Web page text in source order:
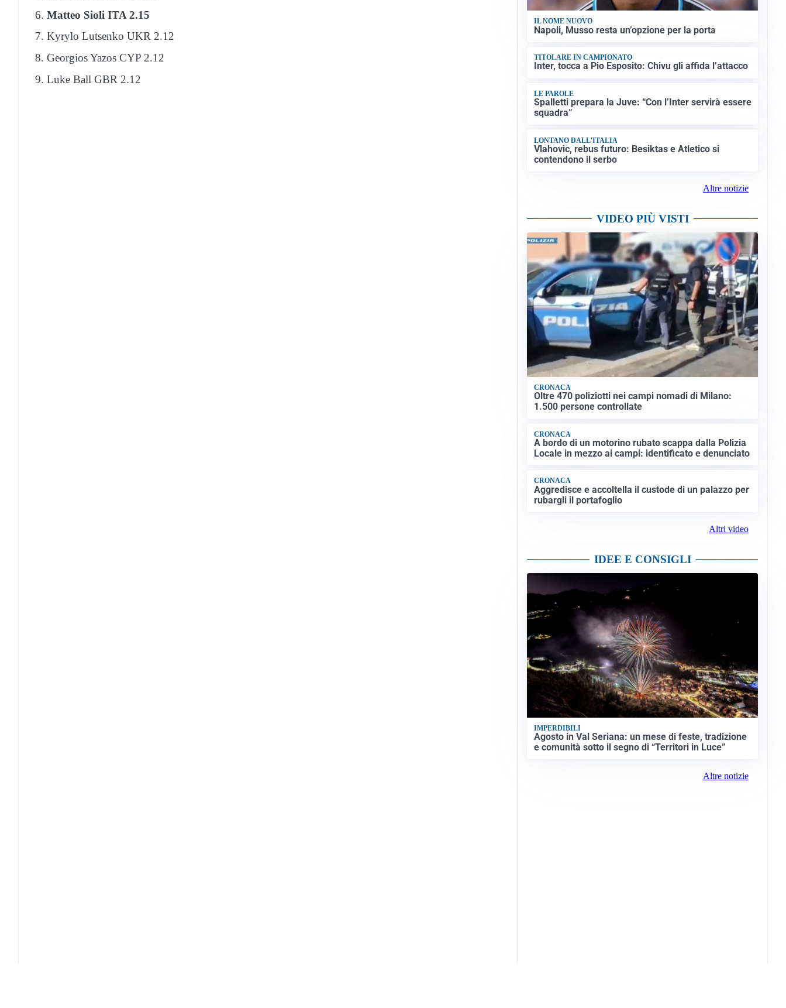
Matteo Sioli ITA 2.15
Kyrylo Lutsenko UKR 2.12
Georgios Yazos CYP 2.12
Luke Ball GBR 2.12
IL NOME NUOVO
Napoli, Musso resta un’opzione per la porta
TITOLARE IN CAMPIONATO
Inter, tocca a Pio Esposito: Chivu gli affida l’attacco
LE PAROLE
Spalletti prepara la Juve: “Con l’Inter servirà essere
squadra”
LONTANO DALL'ITALIA
Vlahovic, rebus futuro: Besiktas e Atletico si
contendono il serbo
Altre notizie
VIDEO PIÙ VISTI
CRONACA
Oltre 470 poliziotti nei campi nomadi di Milano:
1.500 persone controllate
CRONACA
A bordo di un motorino rubato scappa dalla Polizia
Locale in mezzo ai campi: identificato e denunciato
CRONACA
Aggredisce e accoltella il custode di un palazzo per
rubargli il portafoglio
Altri video
IDEE E CONSIGLI
IMPERDIBILI
Agosto in Val Seriana: un mese di feste, tradizione
e comunità sotto il segno di “Territori in Luce”
Altre notizie